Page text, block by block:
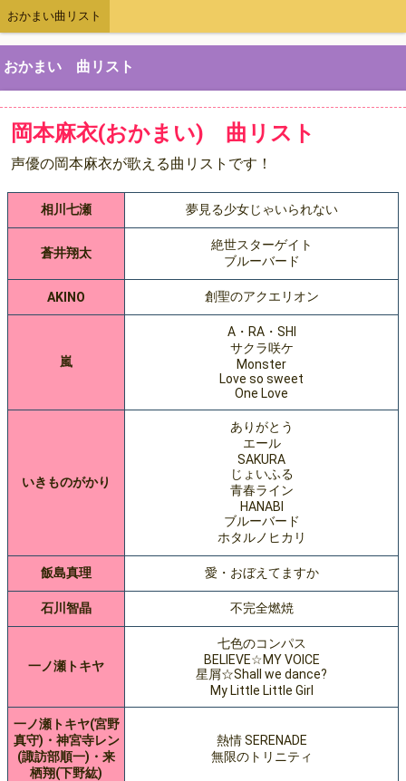
おかまい曲リスト
おかまい 曲リスト
岡本麻衣(おかまい) 曲リスト
声優の岡本麻衣が歌える曲リストです！
相川七瀬 夢見る少女じゃいられない
蒼井翔太
絶世スターゲイト
ブルーバード
AKINO 創聖のアクエリオン
嵐
A・RA・SHI
サクラ咲ケ
Monster
Love so sweet
One Love
いきものがかり
ありがとう
エール
SAKURA
じょいふる
青春ライン
HANABI
ブルーバード
ホタルノヒカリ
飯島真理 愛・おぼえてますか
石川智晶 不完全燃焼
一ノ瀬トキヤ
七色のコンパス
BELIEVE☆MY VOICE
星屑☆Shall we dance?
My Little Little Girl
一ノ瀬トキヤ(宮野
真守)・神宮寺レン
(諏訪部順一)・来
栖翔(下野紘)
熱情 SERENADE
無限のトリニティ